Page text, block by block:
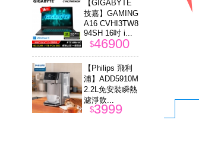
【GIGABYTE
技嘉】GAMING
A16 CVHI3TW8
94SH 16吋 i...
$46900
【Philips 飛利
浦】ADD5910M
2.2L免安裝瞬熱
濾淨飲...
$3999